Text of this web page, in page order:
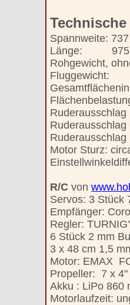
Technische
Spannweite:
Länge: 975
Rohgewicht,
Motor Sturz:
R/C von
Servos: 3 Stück
Empfänger:
Regler:
6 Stück 2 mm
3 x 48 cm 1,5
Motor: EMAX
Propeller: 7 x 4"
Akku : LiPo 860
Motorlaufzeit: